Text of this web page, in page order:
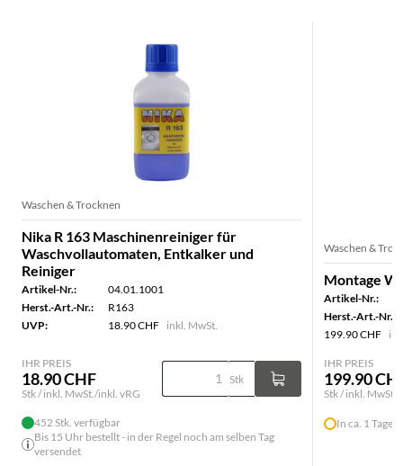
Waschen & Trocknen
Nika R 163 Maschinenreiniger für
Waschvollautomaten, Entkalker und
Reiniger
Artikel-Nr.:
04.01.1001
Herst.-Art.-Nr.:
R163
UVP:
18.90 CHF inkl. MwSt.
IHR PREIS
18.90 CHF
Stk / inkl. MwSt./inkl. vRG
Stk
452 Stk. verfügbar
Bis 15 Uhr bestellt - in der Regel noch am selben Tag
versendet
Waschen &
Montage
Artikel-Nr.:
Herst.-Art.-Nr.:
199.90 CHF
IHR PREIS
199.90
Stk / inkl.
In ca. 1